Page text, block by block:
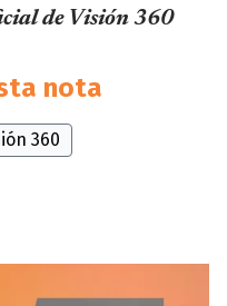
de Visión 360
nota
360